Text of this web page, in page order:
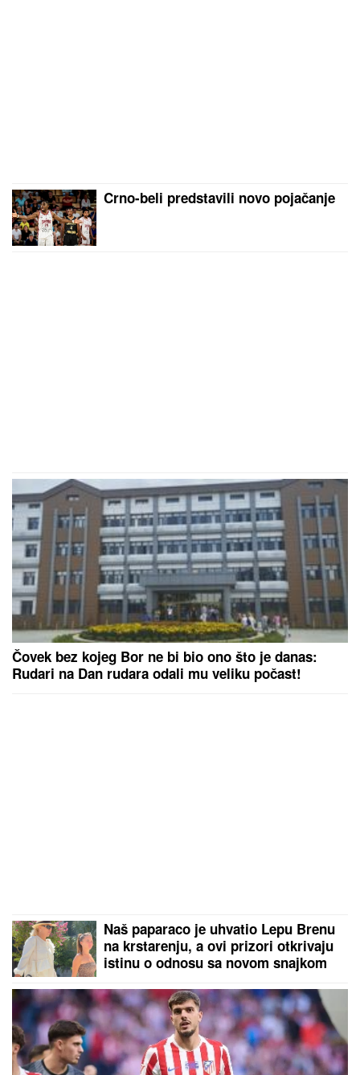
Crno-beli predstavili novo pojačanje
Čovek bez kojeg Bor ne bi bio ono što je danas:
Rudari na Dan rudara odali mu veliku počast!
Naš paparaco je uhvatio Lepu Brenu
na krstarenju, a ovi prizori otkrivaju
istinu o odnosu sa novom snajkom